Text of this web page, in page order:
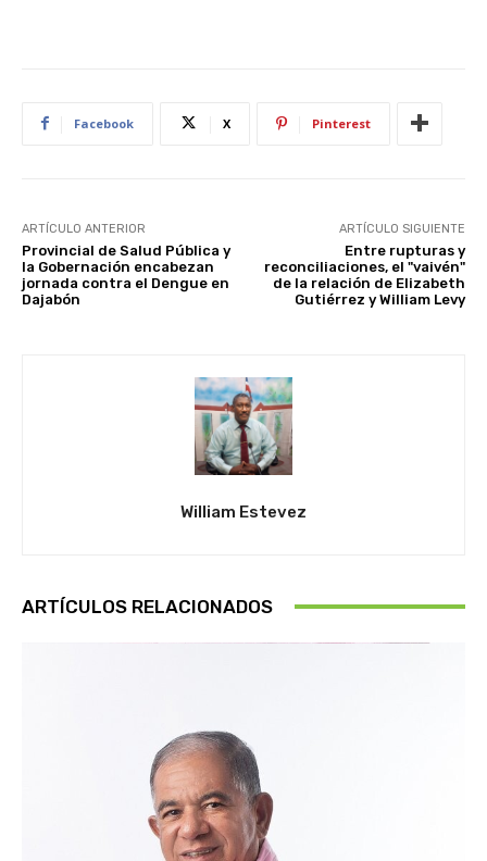
Facebook X Pinterest
ARTÍCULO ANTERIOR
Provincial de Salud Pública y
la Gobernación encabezan
jornada contra el Dengue en
Dajabón
ARTÍCULO SIGUIENTE
Entre rupturas y
reconciliaciones, el "vaivén"
de la relación de Elizabeth
Gutiérrez y William Levy
William Estevez
ARTÍCULOS RELACIONADOS